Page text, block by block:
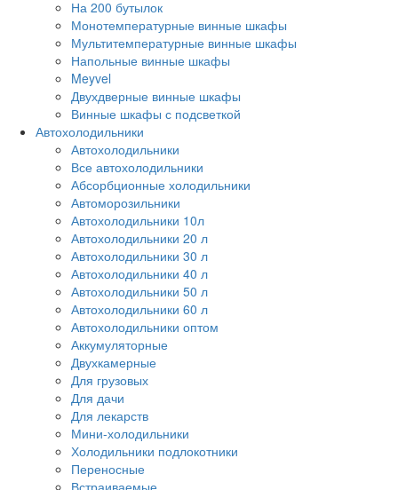
На 200 бутылок
Монотемпературные винные шкафы
Мультитемпературные винные шкафы
Напольные винные шкафы
Meyvel
Двухдверные винные шкафы
Винные шкафы с подсветкой
Автохолодильники
Автохолодильники
Все автохолодильники
Абсорбционные холодильники
Автоморозильники
Автохолодильники 10л
Автохолодильники 20 л
Автохолодильники 30 л
Автохолодильники 40 л
Автохолодильники 50 л
Автохолодильники 60 л
Автохолодильники оптом
Аккумуляторные
Двухкамерные
Для грузовых
Для дачи
Для лекарств
Мини-холодильники
Холодильники подлокотники
Переносные